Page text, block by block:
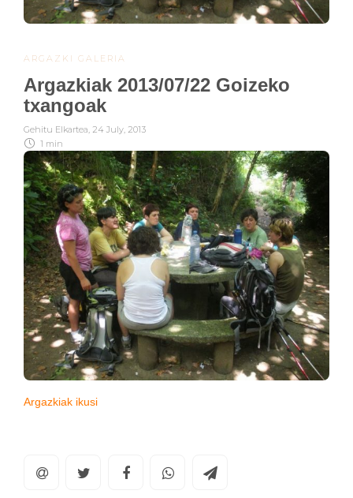
ARGAZKI GALERIA
Argazkiak 2013/07/22 Goizeko
txangoak
Gehitu Elkartea, 24 July, 2013
1 min
Argazkiak ikusi